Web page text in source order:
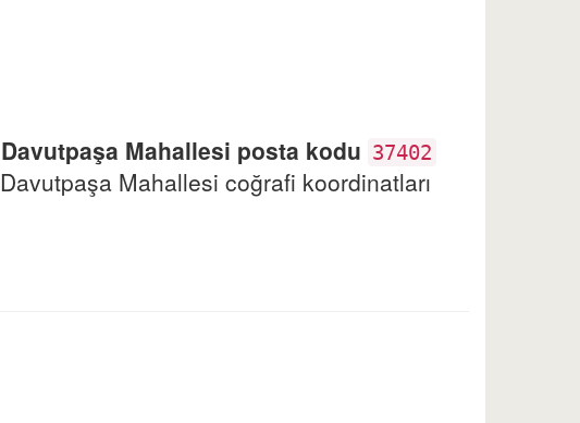
Davutpaşa Mahallesi posta kodu 37402
Davutpaşa Mahallesi coğrafi koordinatları